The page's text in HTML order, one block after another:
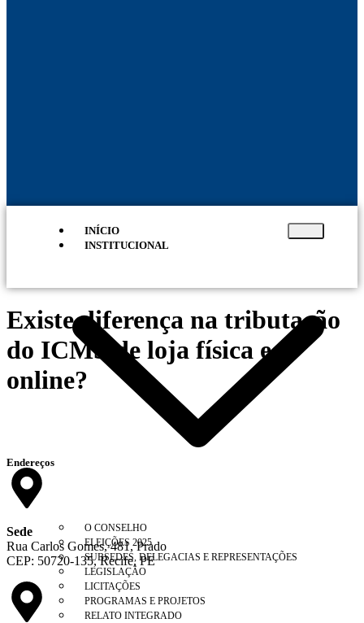
INÍCIO
INSTITUCIONAL
O CONSELHO
ELEIÇÕES 2025
SUBSEDES, DELEGACIAS E REPRESENTAÇÕES
LEGISLAÇÃO
LICITAÇÕES
PROGRAMAS E PROJETOS
RELATO INTEGRADO
Existe diferença na tributação
do ICMS de loja física e
online?
Endereços
Sede
Rua Carlos Gomes, 481, Prado
CEP: 50720-135, Recife, PE